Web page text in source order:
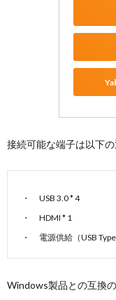
接続可能な端子は以下の
USB 3.0 * 4
HDMI * 1
電源供給（USB
Windows製品との互換